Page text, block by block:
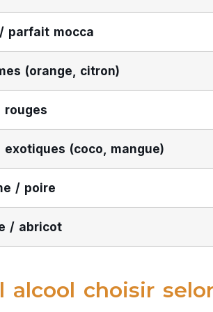
parfait mocca
(orange, citron)
rouges
exotiques (coco, mangue)
/ poire
/ abricot
alcool choisir